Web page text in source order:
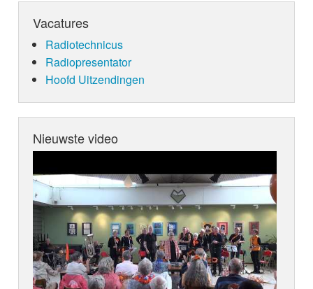
Vacatures
Radiotechnicus
Radiopresentator
Hoofd Uitzendingen
Nieuwste video